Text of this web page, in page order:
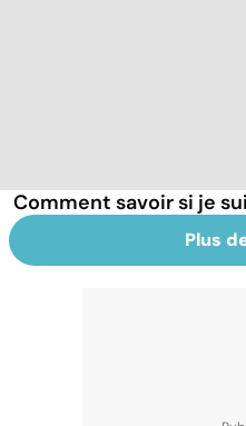
Comment savoir si je
Plus